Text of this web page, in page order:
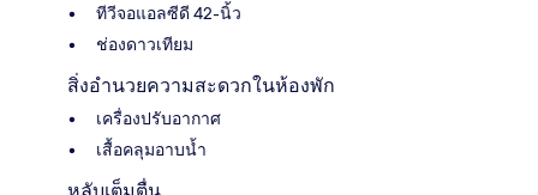
ทีวีจอแอลซีดี 42-นิ้ว
ช่องดาวเทียม
สิ่งอำนวยความสะดวกในห้องพัก
เครื่องปรับอากาศ
เสื้อคลุมอาบน้ำ